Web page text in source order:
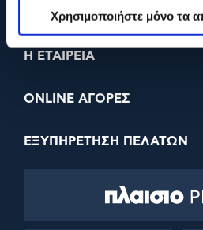
Χρησιμοποιήστε μόνο τα
210
Η ΕΤΑΙΡΕΙΑ
ONLINE ΑΓΟΡΕΣ
ΕΞΥΠΗΡΕΤΗΣΗ ΠΕΛΑΤΩΝ